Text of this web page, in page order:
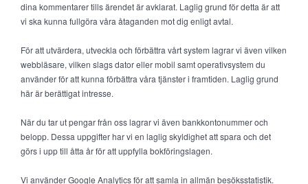
dina kommentarer tills ärendet är avklarat. Laglig grund för detta är att
vi ska kunna fullgöra våra åtaganden mot dig enligt avtal.
För att utvärdera, utveckla och förbättra vårt system lagrar vi även vilken
webbläsare, vilken slags dator eller mobil samt operativsystem du
använder för att kunna förbättra våra tjänster i framtiden. Laglig grund
här är berättigat intresse.
När du tar ut pengar från oss lagrar vi även bankkontonummer och
belopp. Dessa uppgifter har vi en laglig skyldighet att spara och det
görs i upp till åtta år för att uppfylla bokföringslagen.
Vi använder Google Analytics för att samla in allmän besöksstatistik.